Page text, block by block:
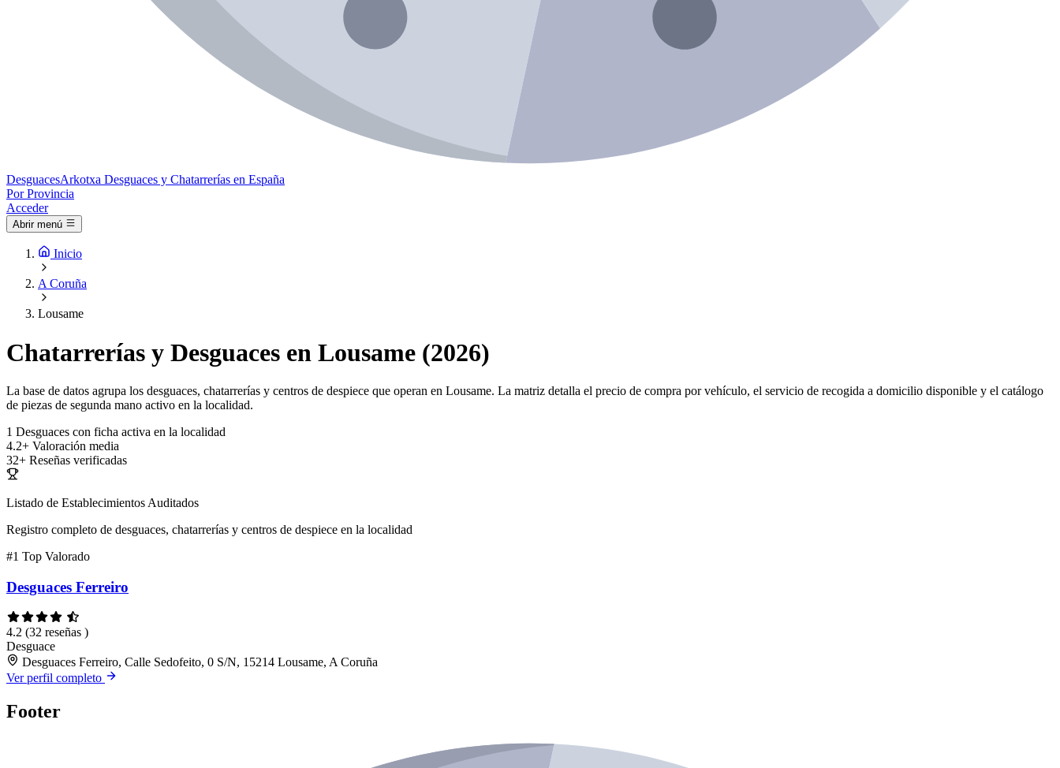
DesguacesArkotxa Desguaces y Chatarrerías en España
Por Provincia
Acceder
Abrir menú
Inicio
A Coruña
Lousame
Chatarrerías y Desguaces en Lousame (2026)
La base de datos agrupa los desguaces, chatarrerías y centros de despiece que operan en Lousame. La matriz detalla el precio de compra por vehículo, el servicio de recogida a domicilio disponible y el catálogo
de piezas de segunda mano activo en la localidad.
1 Desguaces con ficha activa en la localidad
4.2+ Valoración media
32+ Reseñas verificadas
Listado de Establecimientos Auditados
Registro completo de desguaces, chatarrerías y centros de despiece en la localidad
#1 Top Valorado
Desguaces Ferreiro
4.2 (32 reseñas )
Desguace
Desguaces Ferreiro, Calle Sedofeito, 0 S/N, 15214 Lousame, A Coruña
Ver perfil completo
Footer